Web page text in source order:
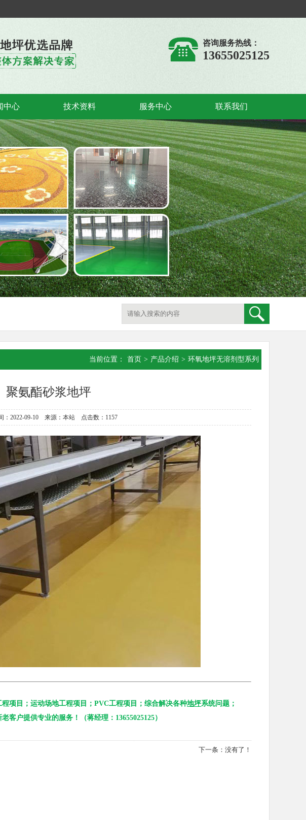
咨询服务热线：
13655025125
中心 技术资料 服务中心 联系我们
当前位置： 首页 > 产品介绍 > 环氧地坪无溶剂型系列
聚氨酯砂浆地坪
：2022-09-10 来源：本站 点击数：1157
程项目；运动场地工程项目；PVC工程项目；综合解决各种地坪系统问题；
客户提供专业的服务！（蒋经理：13655025125）
下一条：没有了！